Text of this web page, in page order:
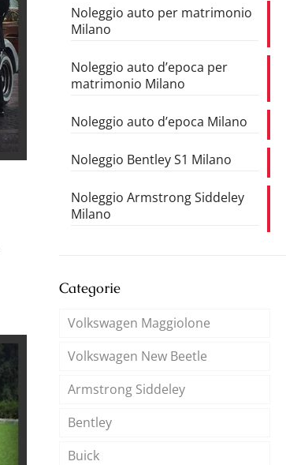
Noleggio auto per matrimonio
Milano
Noleggio auto d’epoca per
matrimonio Milano
Noleggio auto d’epoca Milano
Noleggio Bentley S1 Milano
Noleggio Armstrong Siddeley
Milano
Categorie
Volkswagen Maggiolone
Volkswagen New Beetle
Armstrong Siddeley
Bentley
Buick